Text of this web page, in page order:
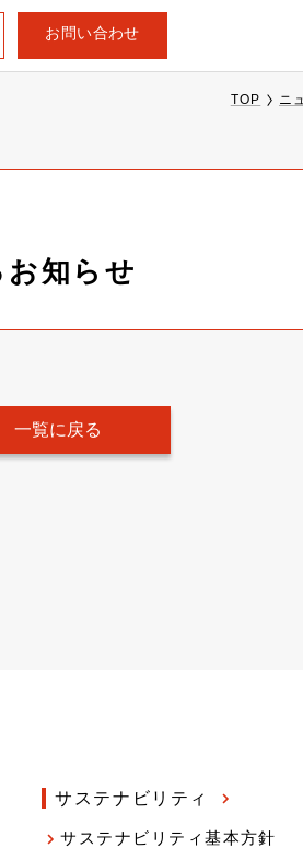
お問い合わせ
TOP ニ
知らせ
一覧に戻る
サステナビリティ
サステナビリティ基本方針